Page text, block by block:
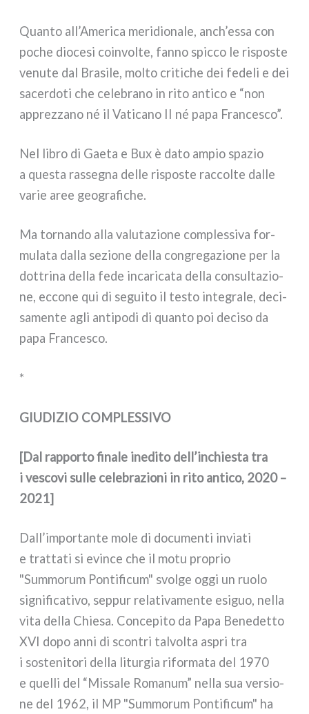
Quanto all’America meri­dio­na­le, anch’essa con
poche dio­ce­si coin­vol­te, fan­no spic­co le rispo­ste
venu­te dal Brasile, mol­to cri­ti­che dei fede­li e dei
sacer­do­ti che cele­bra­no in rito anti­co e “non
apprez­za­no né il Vaticano II né papa Francesco”.
Nel libro di Gaeta e Bux è dato ampio spa­zio
a que­sta ras­se­gna del­le rispo­ste rac­col­te dal­le
varie aree geo­gra­fi­che.
Ma tor­nan­do alla valu­ta­zio­ne com­ples­si­va for­
mu­la­ta dal­la sezio­ne del­la con­gre­ga­zio­ne per la
dot­tri­na del­la fede inca­ri­ca­ta del­la con­sul­ta­zio­
ne, ecco­ne qui di segui­to il testo inte­gra­le, deci­
sa­men­te agli anti­po­di di quan­to poi deci­so da
papa Francesco.
*
GIUDIZIO COMPLESSIVO
[Dal rap­por­to fina­le ine­di­to dell’inchiesta tra
i vesco­vi sul­le cele­bra­zio­ni in rito anti­co, 2020 –
2021]
Dall’importante mole di docu­men­ti invia­ti
e trat­ta­ti si evin­ce che il motu pro­prio
"Summorum Pontificum" svol­ge oggi un ruo­lo
signi­fi­ca­ti­vo, sep­pur rela­ti­va­men­te esi­guo, nel­la
vita del­la Chiesa. Concepito da Papa Benedetto
XVI dopo anni di scon­tri tal­vol­ta aspri tra
i soste­ni­to­ri del­la litur­gia rifor­ma­ta del 1970
e quel­li del “Missale Romanum” nel­la sua ver­sio­
ne del 1962, il MP "Summorum Pontificum" ha